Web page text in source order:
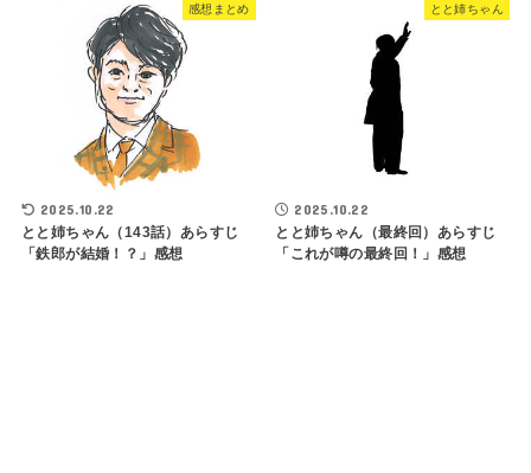
感想まとめ
2025.10.22
とと姉ちゃん（143話）あらすじ
「鉄郎が結婚！？」感想
とと姉ちゃん
2025.10.22
とと姉ちゃん（最終回）あらすじ
「これが噂の最終回！」感想